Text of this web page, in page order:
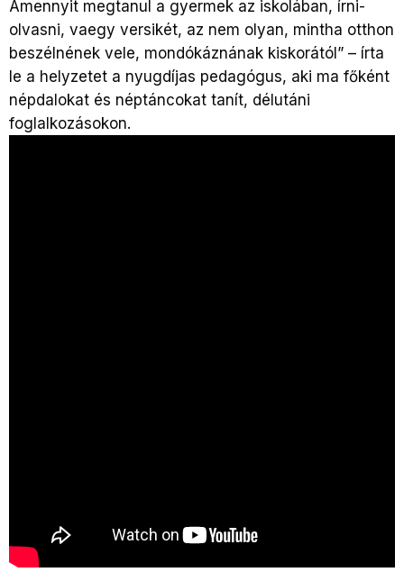
Amennyit megtanul a gyermek az iskolában, írni-
olvasni, vaegy versikét, az nem olyan, mintha otthon
beszélnének vele, mondókáznának kiskorától” – írta
le a helyzetet a nyugdíjas pedagógus, aki ma főként
népdalokat és néptáncokat tanít, délutáni
foglalkozásokon.